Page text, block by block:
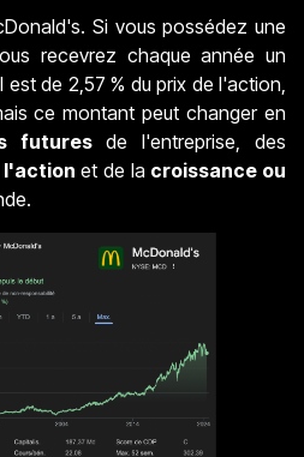
Si vous possédez une
recevrez chaque année un
est de 2,57 % du prix de l'action,
ce montant peut changer en
futuresde l'entreprise, des
l'action et de la croissance ou